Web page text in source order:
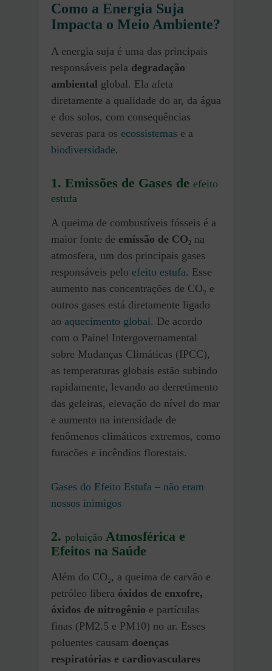
Como a Energia Suja
Impacta o Meio Ambiente?
A energia suja é uma das principais
responsáveis pela degradação
ambiental global. Ela afeta
diretamente a qualidade do ar, da água
e dos solos, com consequências
severas para os ecossistemas e a
biodiversidade.
1. Emissões de Gases de efeito
estufa
A queima de combustíveis fósseis é a
maior fonte de emissão de CO₂ na
atmosfera, um dos principais gases
responsáveis pelo efeito estufa. Esse
aumento nas concentrações de CO₂ e
outros gases está diretamente ligado
ao aquecimento global. De acordo
com o Painel Intergovernamental
sobre Mudanças Climáticas (IPCC),
as temperaturas globais estão subindo
rapidamente, levando ao derretimento
das geleiras, elevação do nível do mar
e aumento na intensidade de
fenômenos climáticos extremos, como
furacões e incêndios florestais.
Gases do Efeito Estufa – não eram
nossos inimigos
2. poluição Atmosférica e
Efeitos na Saúde
Além do CO₂, a queima de carvão e
petróleo libera óxidos de enxofre,
óxidos de nitrogênio e partículas
finas (PM2.5 e PM10) no ar. Esses
poluentes causam doenças
respiratórias e cardiovasculares